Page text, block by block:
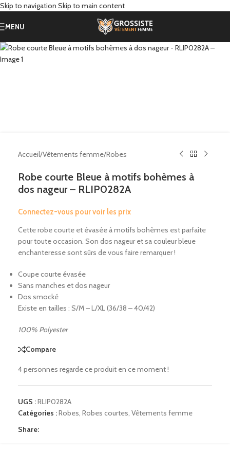
Skip to navigation Skip to main content
MENU
Accueil/Vêtements femme/Robes
Robe courte Bleue à motifs bohèmes à
dos nageur – RLIP0282A
Connectez-vous pour voir les prix
Cette robe courte et évasée à motifs bohèmes est parfaite
pour toute occasion. Son dos nageur et sa couleur bleue
enchanteresse sont sûrs de vous faire remarquer !
Coupe courte évasée
Sans manches et dos nageur
Dos smocké
Existe en tailles : S/M – L/XL (36/38 – 40/42)
100% Polyester
Compare
4personnes regarde ce produit en ce moment !
UGS :RLIP0282A
Catégories :Robes Robes courtes Vêtements femme
Share: